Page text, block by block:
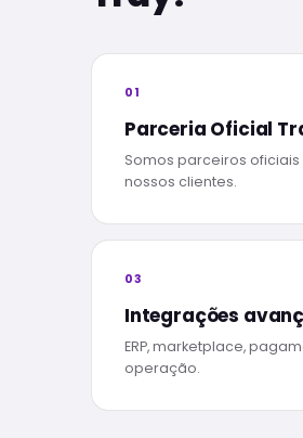
01
Parceria Oficial
Somos parceiros
nossos clientes.
03
Integrações
ERP, marketplace,
operação.